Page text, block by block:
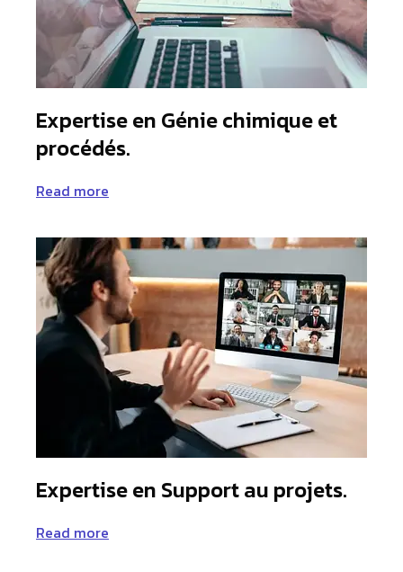
Expertise en Génie chimique et
procédés.
Read more
Expertise en Support au projets.
Read more